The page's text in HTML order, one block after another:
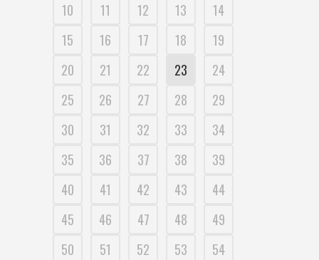
10
11 12 13
14
15
16 17 18
19
20
21 22 23
24
25
26 27 28
29
30
31 32 33
34
35
36 37 38
39
40
41 42 43
44
45
46 47 48
49
50
51 52 53
54